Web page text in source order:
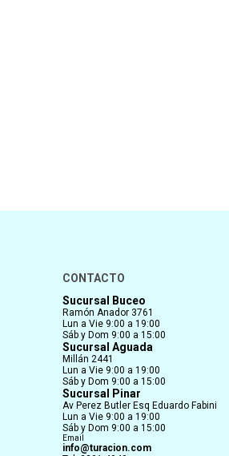
CONTACTO
Sucursal Buceo
Ramón Anador 3761
Lun a Vie 9:00 a 19:00
Sáb y Dom 9:00 a 15:00
Sucursal Aguada
Millán 2441
Lun a Vie 9:00 a 19:00
Sáb y Dom 9:00 a 15:00
Sucursal Pinar
Av Perez Butler Esq Eduardo Fabini
Lun a Vie 9:00 a 19:00
Sáb y Dom 9:00 a 15:00
Email
info@turacion.com